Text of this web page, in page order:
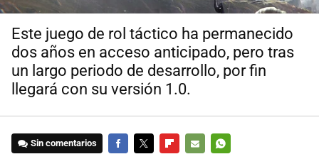
Este juego de rol táctico ha permanecido
dos años en acceso anticipado, pero tras
un largo periodo de desarrollo, por fin
llegará con su versión 1.0.
Sin comentarios